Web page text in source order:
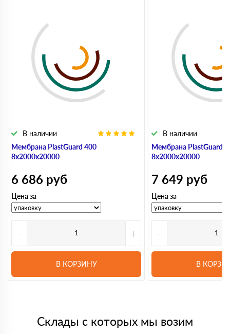
Мембрана PlastGuard 400
8х2000х20000
В наличии
6 686 руб
Цена за
- +
В КОРЗИНУ
Мембрана PlastGuard
8х2000х20000
В наличии
7 649 руб
Цена за
-
В
Склады с которых мы возим